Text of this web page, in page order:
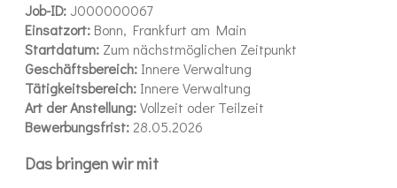
Job-ID: J000000067
Einsatzort: Bonn, Frankfurt am Main
Startdatum: Zum nächstmöglichen Zeitpunkt
Geschäftsbereich: Innere Verwaltung
Tätigkeitsbereich: Innere Verwaltung
Art der Anstellung:Vollzeit oder Teilzeit
Bewerbungsfrist: 28.05.2026
Das bringen wir mit